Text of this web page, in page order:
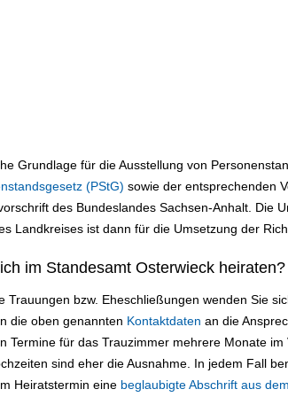
Grundlage für die Ausstellung von
(PStG) sowie der entsprechenden
des Bundeslandes Sachsen-Anhalt. Die
Landkreises ist dann für die Umsetzung der
im Standesamt Osterwieck heiraten?
Trauungen bzw. Eheschließungen wenden Sie
die oben genannten Kontaktdaten an die
Termine für das Trauzimmer mehrere Monate im
sind eher die Ausnahme. In jedem Fall
Heiratstermin eine beglaubigte Abschrift aus